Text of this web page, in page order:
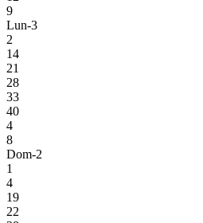
9
Lun-3
2
14
21
28
33
40
4
8
Dom-2
1
4
19
22